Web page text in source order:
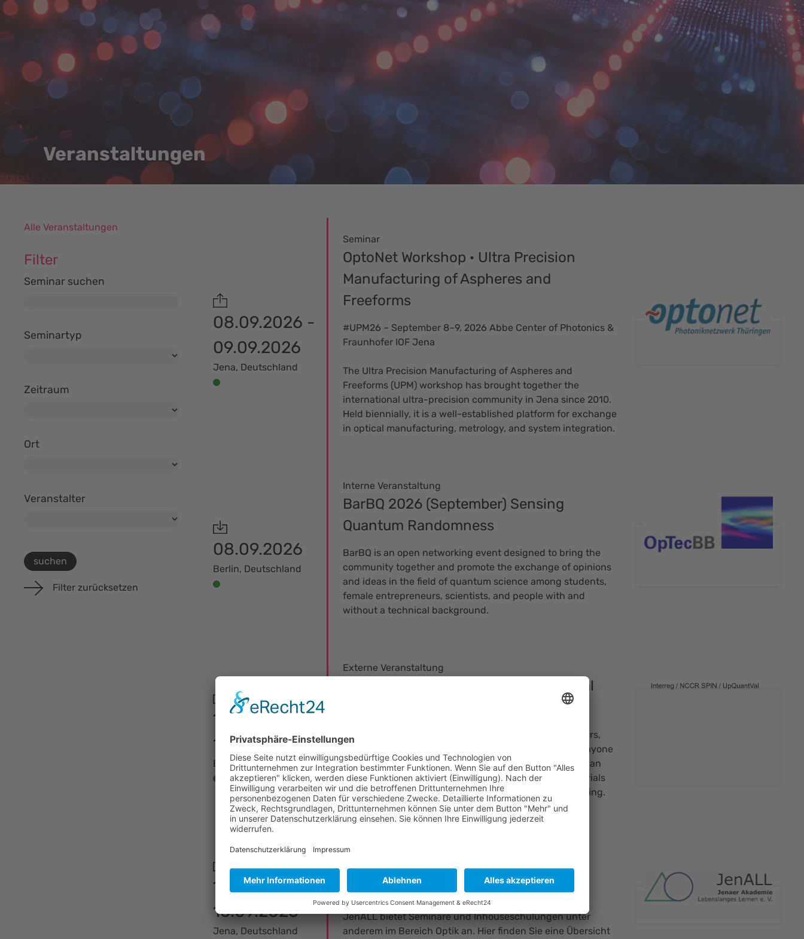
Veranstaltungen
Alle Veranstaltungen
Filter
Seminar suchen
Seminartyp
Zeitraum
Ort
Veranstalter
suchen
Filter zurücksetzen
08.09.2026 -
09.09.2026
Jena, Deutschland
Seminar
OptoNet Workshop · Ultra Precision
Manufacturing of Aspheres and
Freeforms
#UPM26 – September 8–9, 2026 Abbe Center of Photonics &
Fraunhofer IOF Jena
The Ultra Precision Manufacturing of Aspheres and
Freeforms (UPM) workshop has brought together the
international ultra-precision community in Jena since 2010.
Held biennially, it is a well-established platform for exchange
in optical manufacturing, metrology, and system integration.
08.09.2026
Berlin, Deutschland
Interne Veranstaltung
BarBQ 2026 (September) Sensing
Quantum Randomness
BarBQ is an open networking event designed to bring the
community together and promote the exchange of opinions
and ideas in the field of quantum science among students,
female entrepreneurs, scientists, and people with and
without a technical background.
10.09.2026 -
11.09.2026
Basel, Schweiz
Externe Veranstaltung
Quantum Industry Chat & UpQuantVal
The Quantum Industry Chat is open to industry members,
innovators, startups, researchers, policymakers, and anyone
interested in how advances in quantum technologies can
impact industrial processes across fields such as materials
science, chemistry, communication, logistics, and sensing.
14.09.2026 -
16.09.2026
Jena, Deutschland
Weiterbildung
Optikdesign – Grundlagenkurs
(ZEMAX/OpticStudio)
JenALL bietet Seminare und Inhouseschulungen unter
anderem im Bereich Optik an. Hier finden Sie eine Übersicht